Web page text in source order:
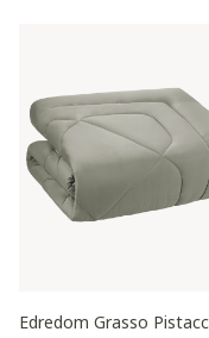
Edredom Grasso